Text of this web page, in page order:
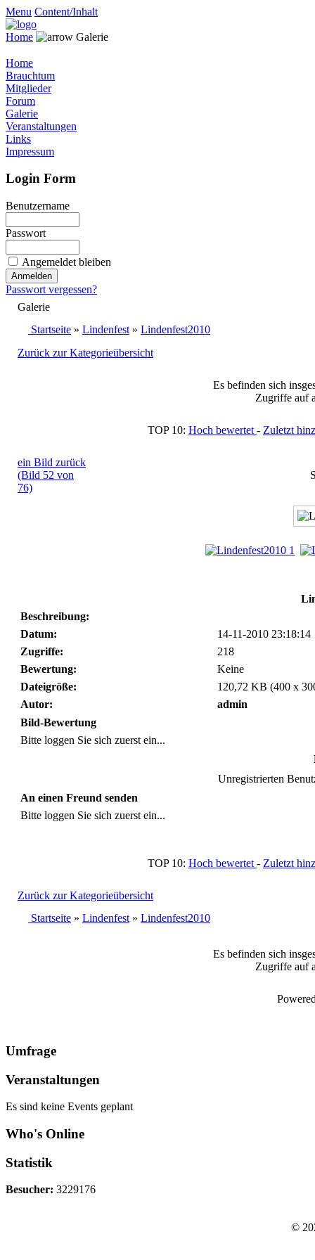
Menu Content/Inhalt
Home Galerie
Home
Brauchtum
Mitglieder
Forum
Galerie
Veranstaltungen
Links
Impressum
Login Form
Benutzername
Passwort
Angemeldet bleiben
Passwort vergessen?
Galerie
Startseite » Lindenfest » Lindenfest2010
Zurück zur Kategorieübersicht
Es befinden sich
Zugriffe auf
TOP 10: Hoch bewertet - Zuletzt
ein Bild zurück
(Bild 52 von
76)
Beschreibung:
Datum:
14-11-2010 23:18:14
Zugriffe:
218
Bewertung:
Keine
Dateigröße:
120,72 KB (400 x
Autor:
admin
Bild-Bewertung
Bitte loggen Sie sich zuerst ein...
Unregistrierten
An einen Freund senden
Bitte loggen Sie sich zuerst ein...
TOP 10: Hoch bewertet - Zuletzt
Zurück zur Kategorieübersicht
Startseite » Lindenfest » Lindenfest2010
Es befinden sich
Zugriffe auf
Umfrage
Veranstaltungen
Es sind keine Events geplant
Who's Online
Statistik
Besucher: 3229176
©